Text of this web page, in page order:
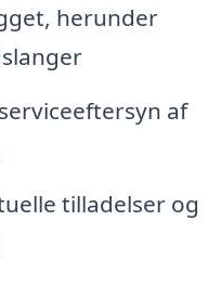
herunder
af
tilladelser og